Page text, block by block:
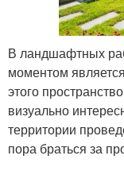
В ландшафтных
моментом
этого
визуально
территории
пора браться за